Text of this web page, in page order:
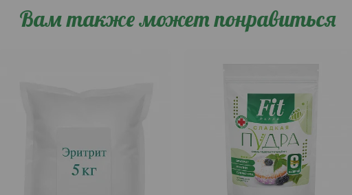
Вам также может понравиться